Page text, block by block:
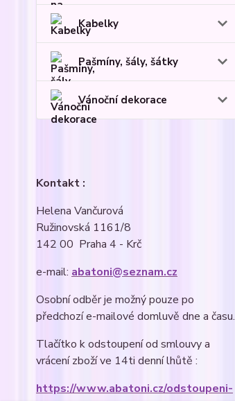
Kabelky
Pašmíny, šály, šátky
Vánoční dekorace
Kontakt :
Helena Vančurová
Ružinovská 1161/8
142 00 Praha 4 - Krč
e-mail: abatoni@seznam.cz
Osobní odběr je možný pouze po
předchozí e-mailové domluvě dne a času.
Tlačítko k odstoupení od smlouvy a
vrácení zboží ve 14ti denní lhůtě :
https://www.abatoni.cz/odstoupeni-